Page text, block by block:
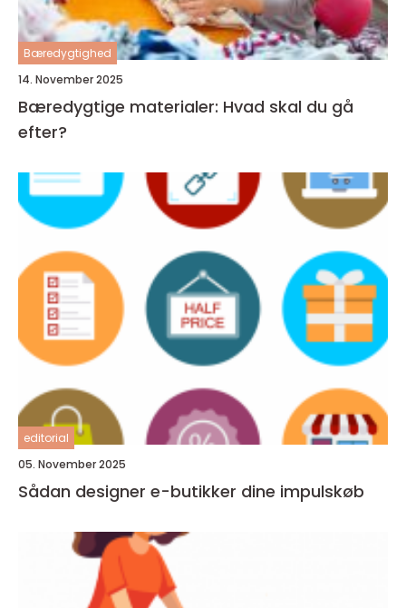
Bæredygtighed
14. November 2025
Bæredygtige materialer: Hvad skal du gå
efter?
editorial
05. November 2025
Sådan designer e-butikker dine impulskøb